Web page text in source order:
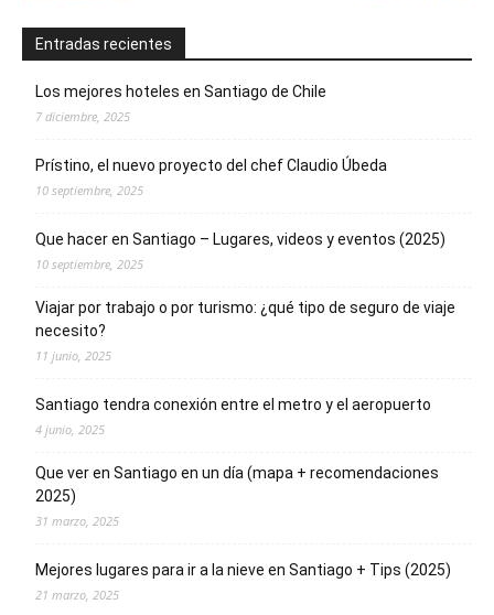
Entradas recientes
Los mejores hoteles en Santiago de Chile
7 diciembre, 2025
Prístino, el nuevo proyecto del chef Claudio Úbeda
10 septiembre, 2025
Que hacer en Santiago – Lugares, videos y eventos (2025)
10 septiembre, 2025
Viajar por trabajo o por turismo: ¿qué tipo de seguro de viaje
necesito?
11 junio, 2025
Santiago tendra conexión entre el metro y el aeropuerto
4 junio, 2025
Que ver en Santiago en un día (mapa + recomendaciones
2025)
31 marzo, 2025
Mejores lugares para ir a la nieve en Santiago + Tips (2025)
21 marzo, 2025